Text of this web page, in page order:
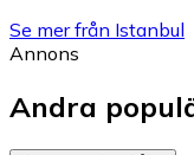
Se mer från Istanbul
Annons
Andra